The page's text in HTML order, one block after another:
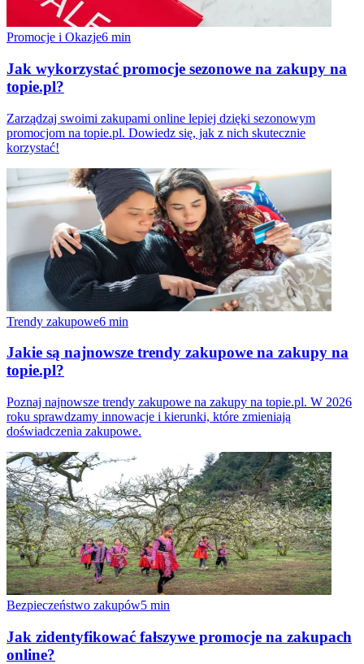
Promocje i Okazje6 min
Jak wykorzystać promocje sezonowe na zakupy na
topie.pl?
Zarządzaj swoimi zakupami online lepiej dzięki sezonowym
promocjom na topie.pl. Dowiedz się, jak z nich skutecznie
korzystać!
Trendy zakupowe6 min
Jakie są najnowsze trendy zakupowe na zakupy na
topie.pl?
Poznaj najnowsze trendy zakupowe na zakupy na topie.pl. W 2026
roku sprawdzamy innowacje i kierunki, które zmieniają
doświadczenia zakupowe.
Bezpieczeństwo zakupów5 min
Jak zidentyfikować fałszywe promocje na zakupach
online?